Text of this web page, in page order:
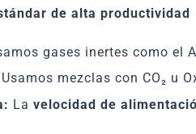
de alta productividad
gases inertes como el
Usamos mezclas con CO₂ u
La velocidad de